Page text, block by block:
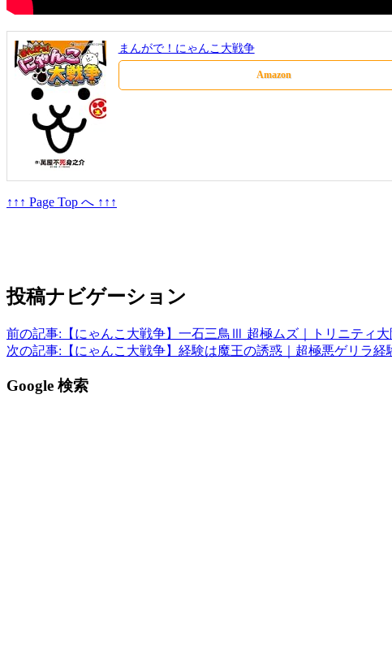
まんがで！にゃんこ大戦争
Amazon
↑↑↑ Page Top へ ↑↑↑
投稿ナビゲーション
前の記事: 【にゃんこ大戦争】一石三鳥Ⅲ 超極ムズ｜トリニティ
次の記事: 【にゃんこ大戦争】経験は魔王の誘惑｜超極悪ゲリラ経
Google 検索